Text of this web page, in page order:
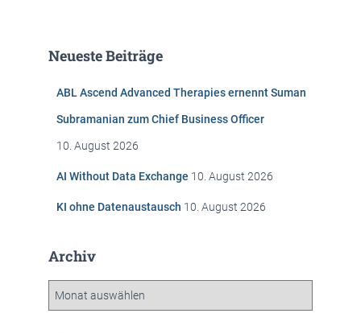
n
Neueste Beiträge
ABL Ascend Advanced Therapies ernennt Suman
Subramanian zum Chief Business Officer
10. August 2026
AI Without Data Exchange 10. August 2026
KI ohne Datenaustausch 10. August 2026
Archiv